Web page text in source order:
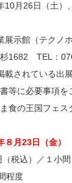
月26日（土）
館（テクノホ
1682 TEL：
載されている出
等に必要事項を
食の王国フェス
月23日（金）
税込）／１小間
程度